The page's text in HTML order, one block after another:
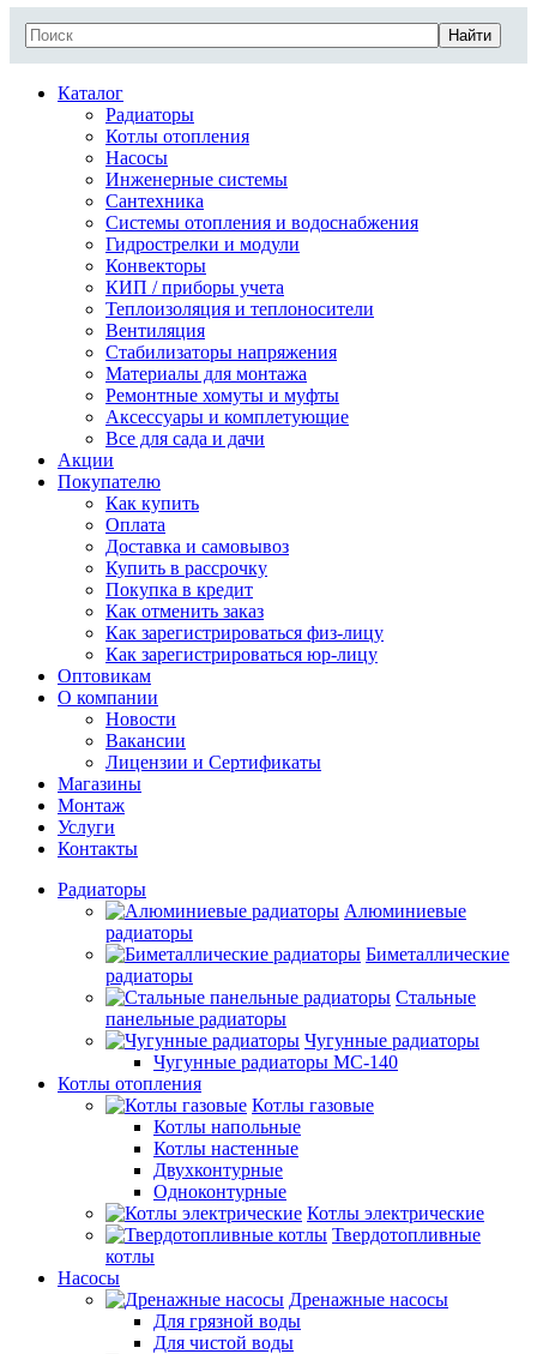
Найти
Каталог
Радиаторы
Котлы отопления
Насосы
Инженерные системы
Сантехника
Системы отопления и водоснабжения
Гидрострелки и модули
Конвекторы
КИП / приборы учета
Теплоизоляция и теплоносители
Вентиляция
Стабилизаторы напряжения
Материалы для монтажа
Ремонтные хомуты и муфты
Аксессуары и комплетующие
Все для сада и дачи
Акции
Покупателю
Как купить
Оплата
Доставка и самовывоз
Купить в рассрочку
Покупка в кредит
Как отменить заказ
Как зарегистрироваться физ-лицу
Как зарегистрироваться юр-лицу
Оптовикам
О компании
Новости
Вакансии
Лицензии и Сертификаты
Магазины
Монтаж
Услуги
Контакты
Радиаторы
Алюминиевые
радиаторы
Биметаллические
радиаторы
Стальные
панельные радиаторы
Чугунные радиаторы
Чугунные радиаторы МС-140
Котлы отопления
Котлы газовые
Котлы напольные
Котлы настенные
Двухконтурные
Одноконтурные
Котлы электрические
Твердотопливные
котлы
Насосы
Дренажные насосы
Для грязной воды
Для чистой воды